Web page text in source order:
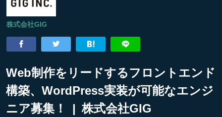
株式会社GIG
Web制作をリードするフロントエンド
構築、WordPress実装が可能なエンジ
ニア募集！ | 株式会社GIG